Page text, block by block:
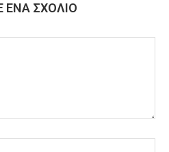
ΈΝΑ ΣΧΌΛΙΟ